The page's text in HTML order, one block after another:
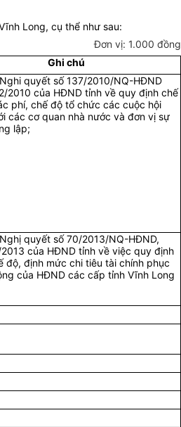
Long, cụ thể như sau:
Đơn vị: 1.000 đồng
Ghi chú
quyết số 137/2010/NQ-HĐND
2010 của HĐND tỉnh về quy định chế
phí, chế độ tổ chức các cuộc hội
các cơ quan nhà nước và đơn vị sự
lập;
quyết số 70/2013/NQ-HĐND,
của HĐND tỉnh về việc quy định
độ, định mức chi tiêu tài chính phục
của HĐND các cấp tỉnh Vĩnh Long